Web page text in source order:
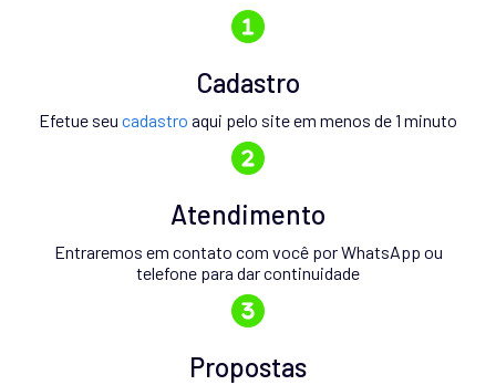
Cadastro
Efetue seu cadastro aqui pelo site em menos de 1 minuto
Atendimento
Entraremos em contato com você por WhatsApp ou
telefone para dar continuidade
Propostas